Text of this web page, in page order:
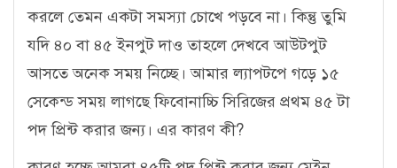
করলে তেমন একটা সমস্যা চোখে পড়বে না। কিন্তু তুমি
যদি ৪০ বা ৪৫ ইনপুট দাও তাহলে দেখবে আউটপুট
আসতে অনেক সময় নিচ্ছে। আমার ল্যাপটপে গড়ে ১৫
সেকেন্ড সময় লাগছে ফিবোনাচ্চি সিরিজের প্রথম ৪৫ টা
পদ প্রিন্ট করার জন্য। এর কারণ কী?